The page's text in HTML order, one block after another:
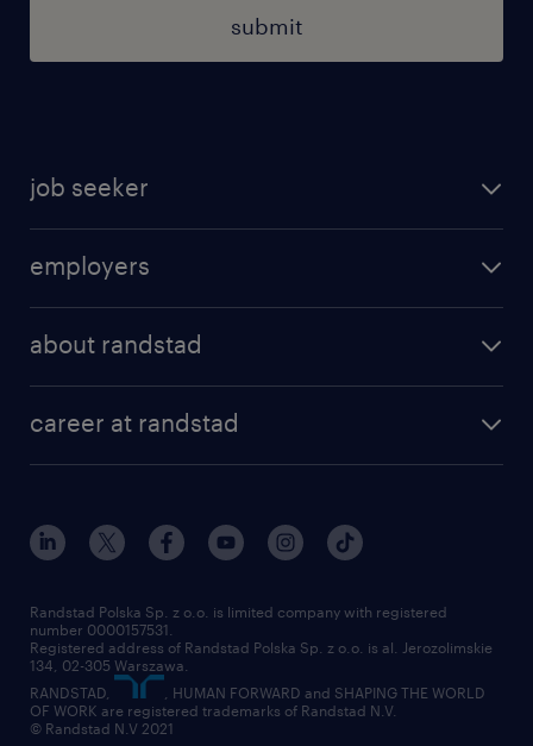
submit
job seeker
areas of expertise
work for Amazon
employers
about randstad
for suppliers
career at randstad
our world
work at randstad
submit your CV
Randstad Polska Sp. z o.o. is limited company with registered
number 0000157531.
Registered address of Randstad Polska Sp. z o.o. is al. Jerozolimskie
134, 02-305 Warszawa.
RANDSTAD,
, HUMAN FORWARD and SHAPING THE WORLD
OF WORK are registered trademarks of Randstad N.V.
© Randstad N.V 2021